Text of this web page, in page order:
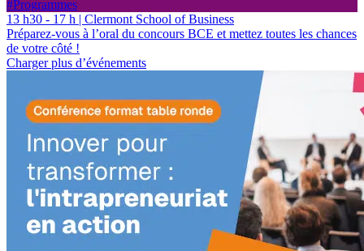
#Programmes
13 h30 - 17 h | Clermont School of Business
Préparez-vous à l’oral du concours BCE et mettez toutes les chances
de votre côté !
Charger plus d’événements